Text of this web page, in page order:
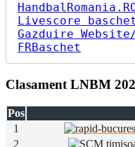
Livescore baschet
Gazduire
FRBaschet
Clasament LNBM
Pos
1
2